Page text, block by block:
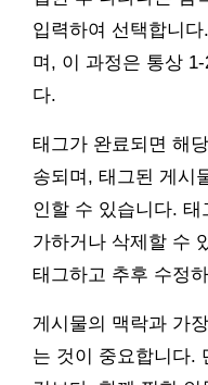
입력하여 선택합니
며, 이 과정은 통상
다.
태그가 완료되면 해
송되며, 태그된 게시
인할 수 있습니다.
가하거나 삭제할 수
태그하고 추후 수정
게시물의 맥락과 가
는 것이 중요합니다.